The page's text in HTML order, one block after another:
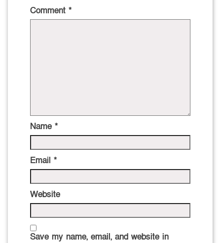
Comment *
Name *
Email *
Website
Save my name, email, and website in